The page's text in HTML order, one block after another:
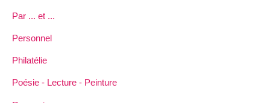
Par ... et ...
Personnel
Philatélie
Poésie - Lecture - Peinture